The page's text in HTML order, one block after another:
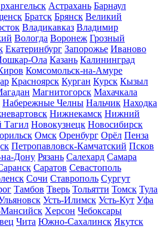
Астрахань Барнаул
Братск Брянск Великий
Владикавказ Владимир
Вологда Воронеж Грозный
Екатеринбург Запорожье Иваново
Ола Казань Калининград
Комсомольск-на-Амуре
Красноярск Курган Курск Кызыл
Магнитогорск Махачкала
Набережные Челны Нальчик Находка
Нижнекамск Нижний
Новокузнецк Новосибирск
Омск Оренбург Орёл Пенза
Петропавловск-Камчатский Псков
на-Дону Рязань Салехард Самара
Саратов Севастополь
Сочи Ставрополь Сургут
Тамбов Тверь Тольятти Томск Тула
Усть-Илимск Усть-Кут Уфа
Херсон Чебоксары
Чита Южно-Сахалинск Якутск